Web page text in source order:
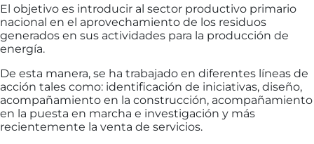
El objetivo es introducir al sector productivo primario
nacional en el aprovechamiento de los residuos
generados en sus actividades para la producción de
energía.
De esta manera, se ha trabajado en diferentes líneas de
acción tales como: identificación de iniciativas, diseño,
acompañamiento en la construcción, acompañamiento
en la puesta en marcha e investigación y más
recientemente la venta de servicios.